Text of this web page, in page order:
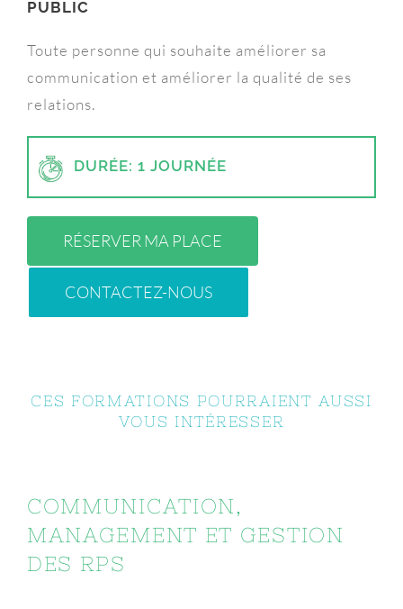
PUBLIC
Toute personne qui souhaite améliorer sa
communication et améliorer la qualité de ses
relations.
DURÉE: 1 JOURNÉE
RÉSERVER MA PLACE
CONTACTEZ-NOUS
CES FORMATIONS POURRAIENT AUSSI
VOUS INTÉRESSER
COMMUNICATION,
MANAGEMENT ET GESTION
DES RPS